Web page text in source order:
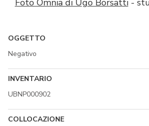
Foto Omnia di Ugo Borsatti-
OGGETTO
Negativo
INVENTARIO
UBNP000902
COLLOCAZIONE